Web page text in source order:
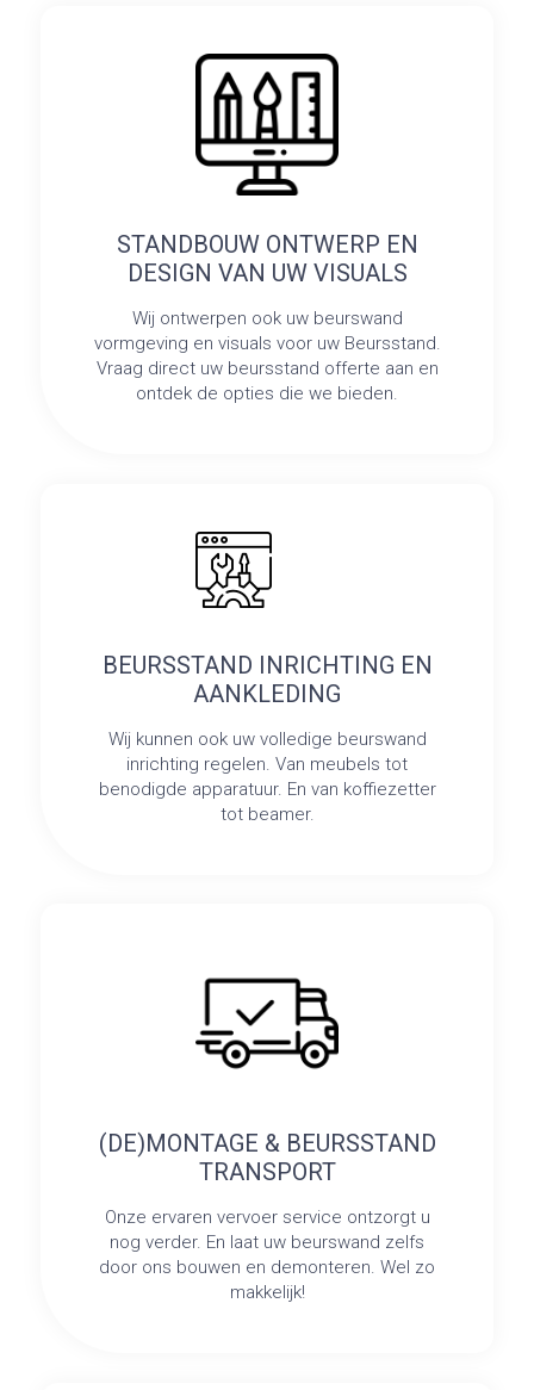
STANDBOUW ONTWERP EN
DESIGN VAN UW VISUALS
Wij ontwerpen ook uw beurswand
vormgeving en visuals voor uw Beursstand.
Vraag direct uw beursstand offerte aan en
ontdek de opties die we bieden.
BEURSSTAND INRICHTING EN
AANKLEDING
Wij kunnen ook uw volledige beurswand
inrichting regelen. Van meubels tot
benodigde apparatuur. En van koffiezetter
tot beamer.
(DE)MONTAGE & BEURSSTAND
TRANSPORT
Onze ervaren vervoer service ontzorgt u
nog verder. En laat uw beurswand zelfs
door ons bouwen en demonteren. Wel zo
makkelijk!